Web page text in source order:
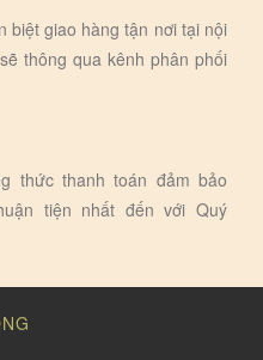
biệt giao hàng tận nơi tại nội
thông qua kênh phân phối
thức thanh toán đảm bảo
tiện nhất đến với Quý